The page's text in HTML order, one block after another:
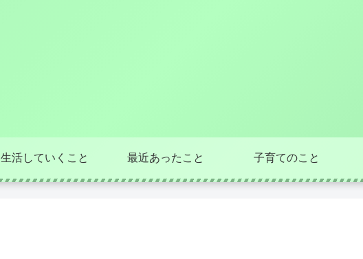
生活していくこと 最近あったこと 子育てのこと